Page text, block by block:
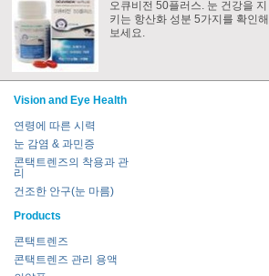
오큐비전 50플러스. 눈 건강을 지
키는 항산화 성분 5가지를 확인해
보세요.
Vision and Eye Health
연령에 따른 시력
눈 감염 & 과민증
콘택트렌즈의 착용과 관
리
건조한 안구(눈 마름)
Products
콘택트렌즈
콘택트렌즈 관리 용액